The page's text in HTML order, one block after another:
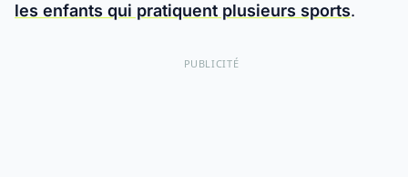
les enfants qui pratiquent plusieurs sports.
PUBLICITÉ